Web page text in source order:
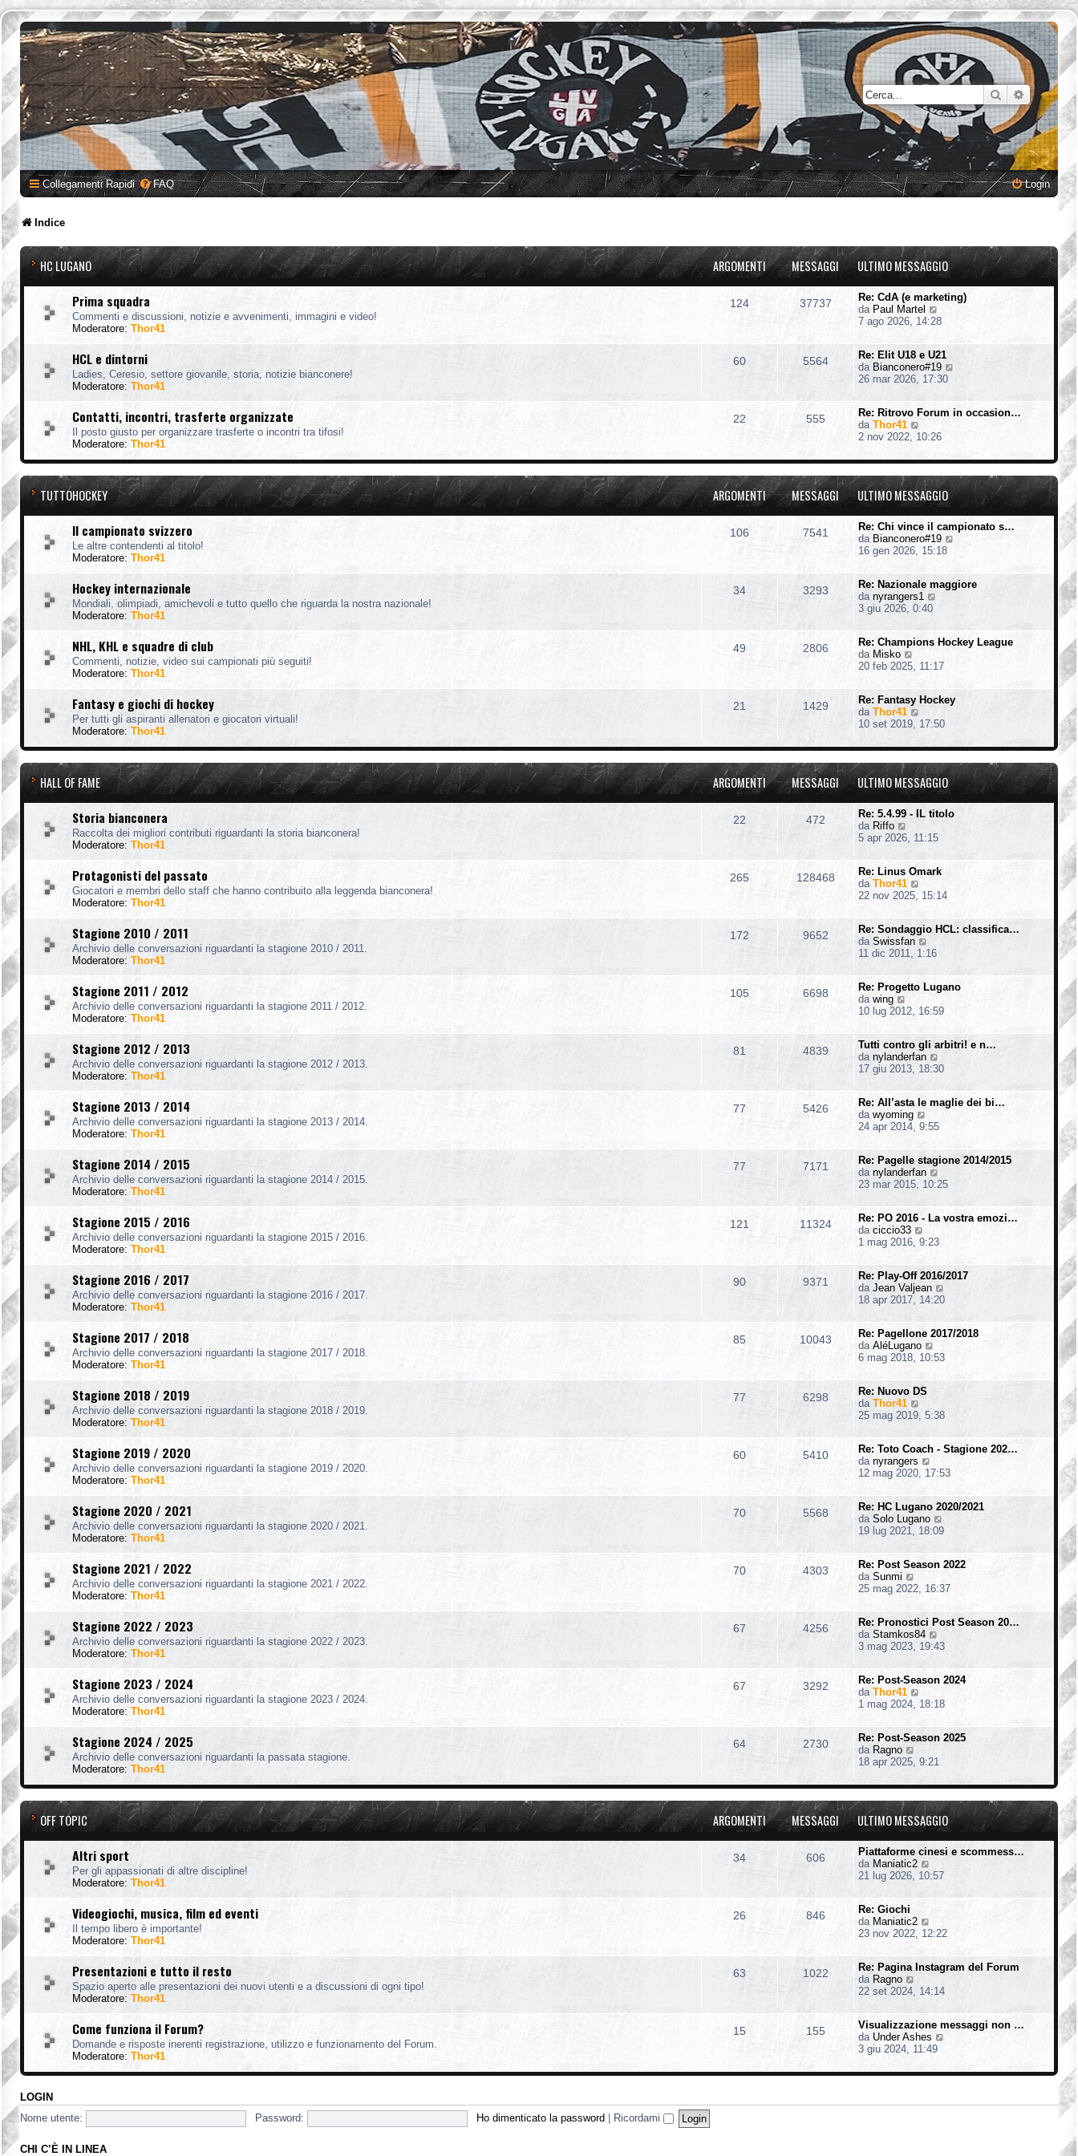
Cerca Ricerca
Collegamenti Rapidi FAQ Login
Indice
HC LUGANO ARGOMENTI MESSAGGI ULTIMO MESSAGGIO
Prima squadra
Commenti e discussioni, notizie e avvenimenti, immagini e video!
Moderatore: Thor41
124 37737
Re: CdA (e marketing)
da Paul Martel
e
i
u
l
t
o
e
s
a
g
g
i
o
7 ago 2026, 14:28
HCL e dintorni
Ladies, Ceresio, settore giovanile, storia, notizie bianconere!
Moderatore: Thor41
60 5564
Re: Elit U18 e U21
da Bianconero#19
i
u
m
o
m
s
a
o
26 mar 2026, 17:30
Contatti, incontri, trasferte organizzate
Il posto giusto per organizzare trasferte o incontri tra tifosi!
Moderatore: Thor41
22 555
Re: Ritrovo Forum in occasion…
da Thor41
e
i
l
t
m
o
m
e
s
a
g
i
o
2 nov 2022, 10:26
TUTTOHOCKEY ARGOMENTI MESSAGGI ULTIMO MESSAGGIO
Il campionato svizzero
Le altre contendenti al titolo!
Moderatore: Thor41
106 7541
Re: Chi vince il campionato s…
da Bianconero#19
i
u
m
o
a
o
16 gen 2026, 15:18
Hockey internazionale
Mondiali, olimpiadi, amichevoli e tutto quello che riguarda la nostra nazionale!
Moderatore: Thor41
34 3293
Re: Nazionale maggiore
da nyrangers1
i
u
t
m
o
e
s
a
g
g
i
o
3 giu 2026, 0:40
NHL, KHL e squadre di club
Commenti, notizie, video sui campionati più seguiti!
Moderatore: Thor41
49 2806
Re: Champions Hockey League
da Misko
u
l
t
m
o
m
e
s
g
o
20 feb 2025, 11:17
Fantasy e giochi di hockey
Per tutti gli aspiranti allenatori e giocatori virtuali!
Moderatore: Thor41
21 1429
Re: Fantasy Hockey
da Thor41
e
i
l
t
m
o
m
e
s
g
o
10 set 2019, 17:50
HALL OF FAME ARGOMENTI MESSAGGI ULTIMO MESSAGGIO
Storia bianconera
Raccolta dei migliori contributi riguardanti la storia bianconera!
Moderatore: Thor41
22 472
Re: 5.4.99 - IL titolo
da Riffo
e
i
u
l
t
m
o
m
e
s
a
g
g
o
5 apr 2026, 11:15
Protagonisti del passato
Giocatori e membri dello staff che hanno contribuito alla leggenda bianconera!
Moderatore: Thor41
265 128468
Re: Linus Omark
da Thor41
e
i
u
l
t
m
o
e
s
a
g
g
o
22 nov 2025, 15:14
Stagione 2010 / 2011
Archivio delle conversazioni riguardanti la stagione 2010 / 2011.
Moderatore: Thor41
172 9652
Re: Sondaggio HCL: classifica…
da Swissfan
e
i
u
t
m
o
m
e
a
g
g
o
11 dic 2011, 1:16
Stagione 2011 / 2012
Archivio delle conversazioni riguardanti la stagione 2011 / 2012.
Moderatore: Thor41
105 6698
Re: Progetto Lugano
da wing
e
i
u
l
t
m
o
m
e
s
a
g
g
o
10 lug 2012, 16:59
Stagione 2012 / 2013
Archivio delle conversazioni riguardanti la stagione 2012 / 2013.
Moderatore: Thor41
81 4839
Tutti contro gli arbitri! e n…
da nylanderfan
e
u
t
m
o
e
a
g
g
o
17 giu 2013, 18:30
Stagione 2013 / 2014
Archivio delle conversazioni riguardanti la stagione 2013 / 2014.
Moderatore: Thor41
77 5426
Re: All’asta le maglie dei bi…
da wyoming
e
i
u
l
t
m
o
e
s
a
g
g
o
24 apr 2014, 9:55
Stagione 2014 / 2015
Archivio delle conversazioni riguardanti la stagione 2014 / 2015.
Moderatore: Thor41
77 7171
Re: Pagelle stagione 2014/2015
da nylanderfan
e
u
t
m
o
m
e
s
a
g
g
23 mar 2015, 10:25
Stagione 2015 / 2016
Archivio delle conversazioni riguardanti la stagione 2015 / 2016.
Moderatore: Thor41
121 11324
Re: PO 2016 - La vostra emozi…
da ciccio33
e
i
u
l
t
m
o
m
e
s
a
g
g
o
1 mag 2016, 9:23
Stagione 2016 / 2017
Archivio delle conversazioni riguardanti la stagione 2016 / 2017.
Moderatore: Thor41
90 9371
Re: Play-Off 2016/2017
da Jean Valjean
e
u
t
e
s
a
g
g
o
18 apr 2017, 14:20
Stagione 2017 / 2018
Archivio delle conversazioni riguardanti la stagione 2017 / 2018.
Moderatore: Thor41
85 10043
Re: Pagellone 2017/2018
da AléLugano
e
i
t
m
o
e
s
a
g
g
o
6 mag 2018, 10:53
Stagione 2018 / 2019
Archivio delle conversazioni riguardanti la stagione 2018 / 2019.
Moderatore: Thor41
77 6298
Re: Nuovo DS
da Thor41
e
i
u
t
m
o
m
e
a
g
o
25 mag 2019, 5:38
Stagione 2019 / 2020
Archivio delle conversazioni riguardanti la stagione 2019 / 2020.
Moderatore: Thor41
60 5410
Re: Toto Coach - Stagione 202…
da nyrangers
e
i
u
t
m
o
e
s
a
g
g
o
12 mag 2020, 17:53
Stagione 2020 / 2021
Archivio delle conversazioni riguardanti la stagione 2020 / 2021.
Moderatore: Thor41
70 5568
Re: HC Lugano 2020/2021
da Solo Lugano
e
u
t
o
e
s
a
g
g
o
19 lug 2021, 18:09
Stagione 2021 / 2022
Archivio delle conversazioni riguardanti la stagione 2021 / 2022.
Moderatore: Thor41
70 4303
Re: Post Season 2022
da Sunmi
e
i
u
l
t
m
o
m
e
a
g
g
o
25 mag 2022, 16:37
Stagione 2022 / 2023
Archivio delle conversazioni riguardanti la stagione 2022 / 2023.
Moderatore: Thor41
67 4256
Re: Pronostici Post Season 20…
da Stamkos84
e
i
u
t
m
o
e
s
a
g
g
i
o
3 mag 2023, 19:43
Stagione 2023 / 2024
Archivio delle conversazioni riguardanti la stagione 2023 / 2024.
Moderatore: Thor41
67 3292
Re: Post-Season 2024
da Thor41
e
i
u
t
m
o
m
e
s
a
g
i
1 mag 2024, 18:18
Stagione 2024 / 2025
Archivio delle conversazioni riguardanti la passata stagione.
Moderatore: Thor41
64 2730
Re: Post-Season 2025
da Ragno
e
i
l
t
o
m
e
a
g
g
o
18 apr 2025, 9:21
OFF TOPIC ARGOMENTI MESSAGGI ULTIMO MESSAGGIO
Altri sport
Per gli appassionati di altre discipline!
Moderatore: Thor41
34 606
Piattaforme cinesi e scommess…
da Maniatic2
e
t
m
o
e
a
g
g
o
21 lug 2026, 10:57
Videogiochi, musica, film ed eventi
Il tempo libero è importante!
Moderatore: Thor41
26 846
Re: Giochi
da Maniatic2
e
u
t
m
o
m
e
s
23 nov 2022, 12:22
Presentazioni e tutto il resto
Spazio aperto alle presentazioni dei nuovi utenti e a discussioni di ogni tipo!
Moderatore: Thor41
63 1022
Re: Pagina Instagram del Forum
da Ragno
e
i
u
l
t
m
22 set 2024, 14:14
Come funziona il Forum?
Domande e risposte inerenti registrazione, utilizzo e funzionamento del Forum.
Moderatore: Thor41
15 155
Visualizzazione messaggi non …
da Under Ashes
i
t
3 giu 2024, 11:49
LOGIN
Nome utente: Password: Ho dimenticato la password Ricordami
CHI C’È IN LINEA